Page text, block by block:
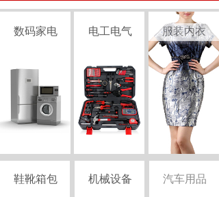
电工电气 服装内衣
数码家电
机械设备
鞋靴箱包 汽车用品